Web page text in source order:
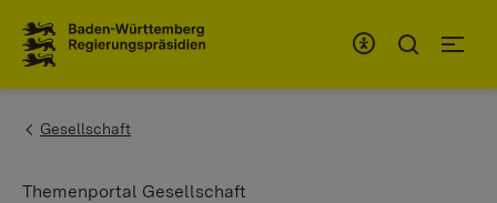
You are here:
Gesellschaft
Themenportal Gesellschaft